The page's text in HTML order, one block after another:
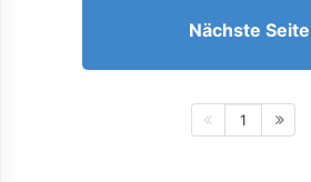
Nächste Seite
1